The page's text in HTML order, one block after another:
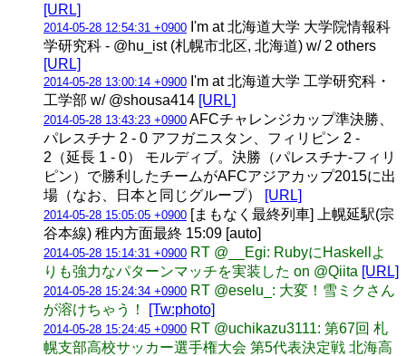
[URL]
2014-05-28 12:54:31 +0900 I'm at 北海道大学 大学院情報科
学研究科 - @hu_ist (札幌市北区, 北海道) w/ 2 others
[URL]
2014-05-28 13:00:14 +0900 I'm at 北海道大学 工学研究科・
工学部 w/ @shousa414 [URL]
2014-05-28 13:43:23 +0900 AFCチャレンジカップ準決勝、
パレスチナ 2 - 0 アフガニスタン、フィリピン 2 -
2（延長 1 - 0） モルディブ。決勝（パレスチナ-フィリ
ピン）で勝利したチームがAFCアジアカップ2015に出
場（なお、日本と同じグループ）
[URL]
2014-05-28 15:05:05 +0900 [まもなく最終列車] 上幌延駅(宗
谷本線) 稚内方面最終 15:09 [auto]
2014-05-28 15:14:31 +0900 RT @__Egi: RubyにHaskellよ
りも強力なパターンマッチを実装した on @Qiita [URL]
2014-05-28 15:24:34 +0900 RT @eselu_: 大変！雪ミクさん
が溶けちゃう！
[Tw:photo]
2014-05-28 15:24:45 +0900 RT @uchikazu3111: 第67回 札
幌支部高校サッカー選手権大会 第5代表決定戦 北海高